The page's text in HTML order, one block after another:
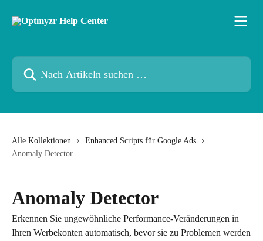
Nach Artikeln suchen …
Alle Kollektionen
Enhanced Scripts für Google Ads
Anomaly Detector
Anomaly Detector
Erkennen Sie ungewöhnliche Performance-Veränderungen in
Ihren Werbekonten automatisch, bevor sie zu Problemen werden